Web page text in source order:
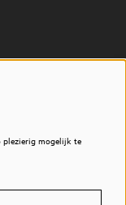
plezierig mogelijk te